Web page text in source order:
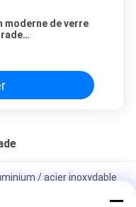
moderne de verre
/ acier inoxydable